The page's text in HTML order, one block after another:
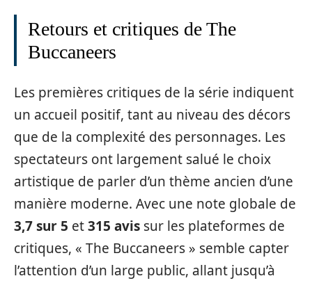
Retours et critiques de The
Buccaneers
Les premières critiques de la série indiquent
un accueil positif, tant au niveau des décors
que de la complexité des personnages. Les
spectateurs ont largement salué le choix
artistique de parler d’un thème ancien d’une
manière moderne. Avec une note globale de
3,7 sur 5 et315 avis sur les plateformes de
critiques, « The Buccaneers » semble capter
l’attention d’un large public, allant jusqu’à